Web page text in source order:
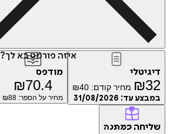
איזה פורמט בא לך?
דיגיטלי
₪32 מחיר קודם: ₪40
במבצע עד: 31/08/2026
מודפס
₪70.4
מחיר על הספר: ₪ 88
שליחה כמתנה